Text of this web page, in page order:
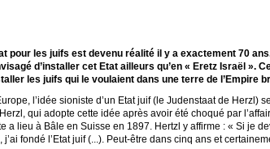
pour les juifs est devenu réalité il y a exactement 70
d’installer cet Etat ailleurs qu’en « Eretz Israël ».
les juifs qui le voulaient dans une terre de l’Empire
l’idée sioniste d’un Etat juif (le Judenstaat de Herzl)
qui adopte cette idée après avoir été choqué par
a lieu à Bâle en Suisse en 1897. Hertzl y affirme : « Si je
fondé l’Etat juif (...). Peut-être dans cinq ans et